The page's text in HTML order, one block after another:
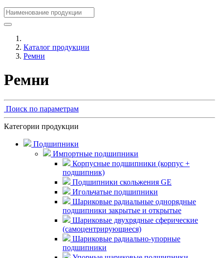
Каталог продукции
Ремни
Ремни
Поиск по параметрам
Категории продукции
Подшипники
Импортные подшипники
Корпусные подшипники (корпус +
подшипник)
Подшипники скольжения GE
Игольчатые подшипники
Шариковые радиальные однорядные
подшипники закрытые и открытые
Шариковые двухрядные сферические
(самоцентрирующиеся)
Шариковые радиально-упорные
подшипники